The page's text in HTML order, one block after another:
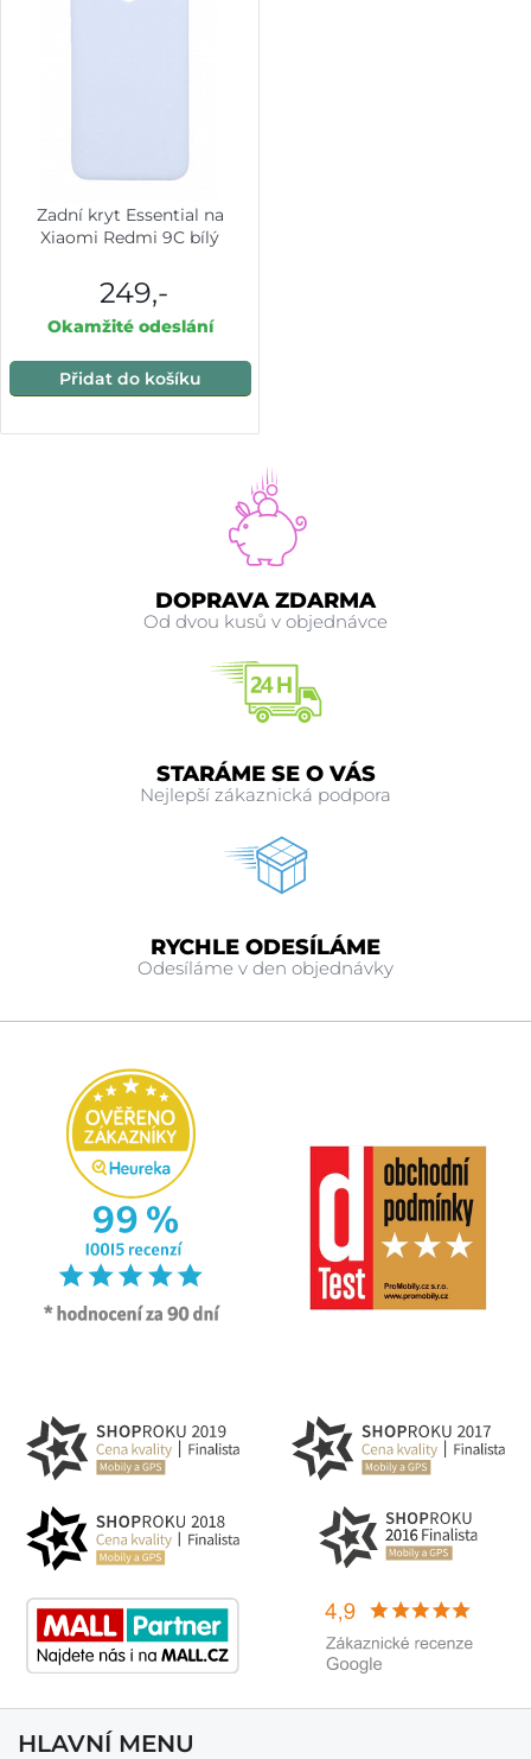
Zadní kryt Essential na
Xiaomi Redmi 9C bílý
249,-
Okamžité odeslání
Přidat do košíku
DOPRAVA ZDARMA
Od dvou kusů v objednávce
STARÁME SE O VÁS
Nejlepší zákaznická podpora
RYCHLE ODESÍLÁME
Odesíláme v den objednávky
HLAVNÍ MENU